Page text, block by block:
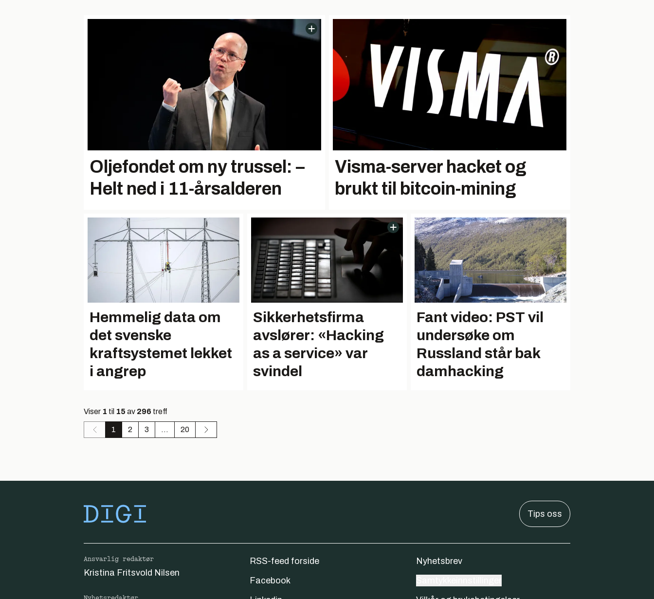
Oljefondet om ny trussel: –
Helt ned i 11-årsalderen
Visma-server hacket og
brukt til bitcoin-mining
Hemmelig data om
det svenske
kraftsystemet lekket
i angrep
Sikkerhetsfirma
avslører: «Hacking
as a service» var
svindel
Fant video: PST vil
undersøke om
Russland står bak
damhacking
Viser 1 til 15 av 296 treff
1 2 3 ... 20
Tips oss
Ansvarlig redaktør
Kristina Fritsvold Nilsen
RSS-feed forside
Facebook
Nyhetsbrev